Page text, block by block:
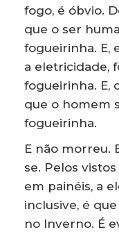
fogo, é óbvio.
que o ser
fogueirinha. E,
a eletricidade,
fogueirinha. E,
que o homem
fogueirinha.
E não morreu.
se. Pelos
em painéis, a
inclusive, é
no Inverno. É